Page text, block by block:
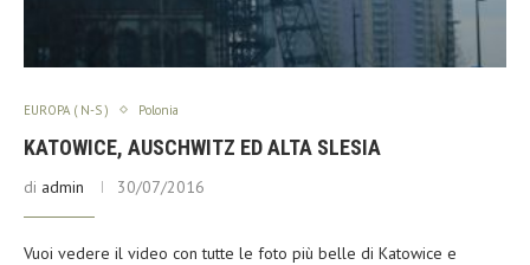
EUROPA ( N-S ) Polonia
KATOWICE, AUSCHWITZ ED ALTA SLESIA
di admin 30/07/2016
Vuoi vedere il video con tutte le foto più belle di Katowice e